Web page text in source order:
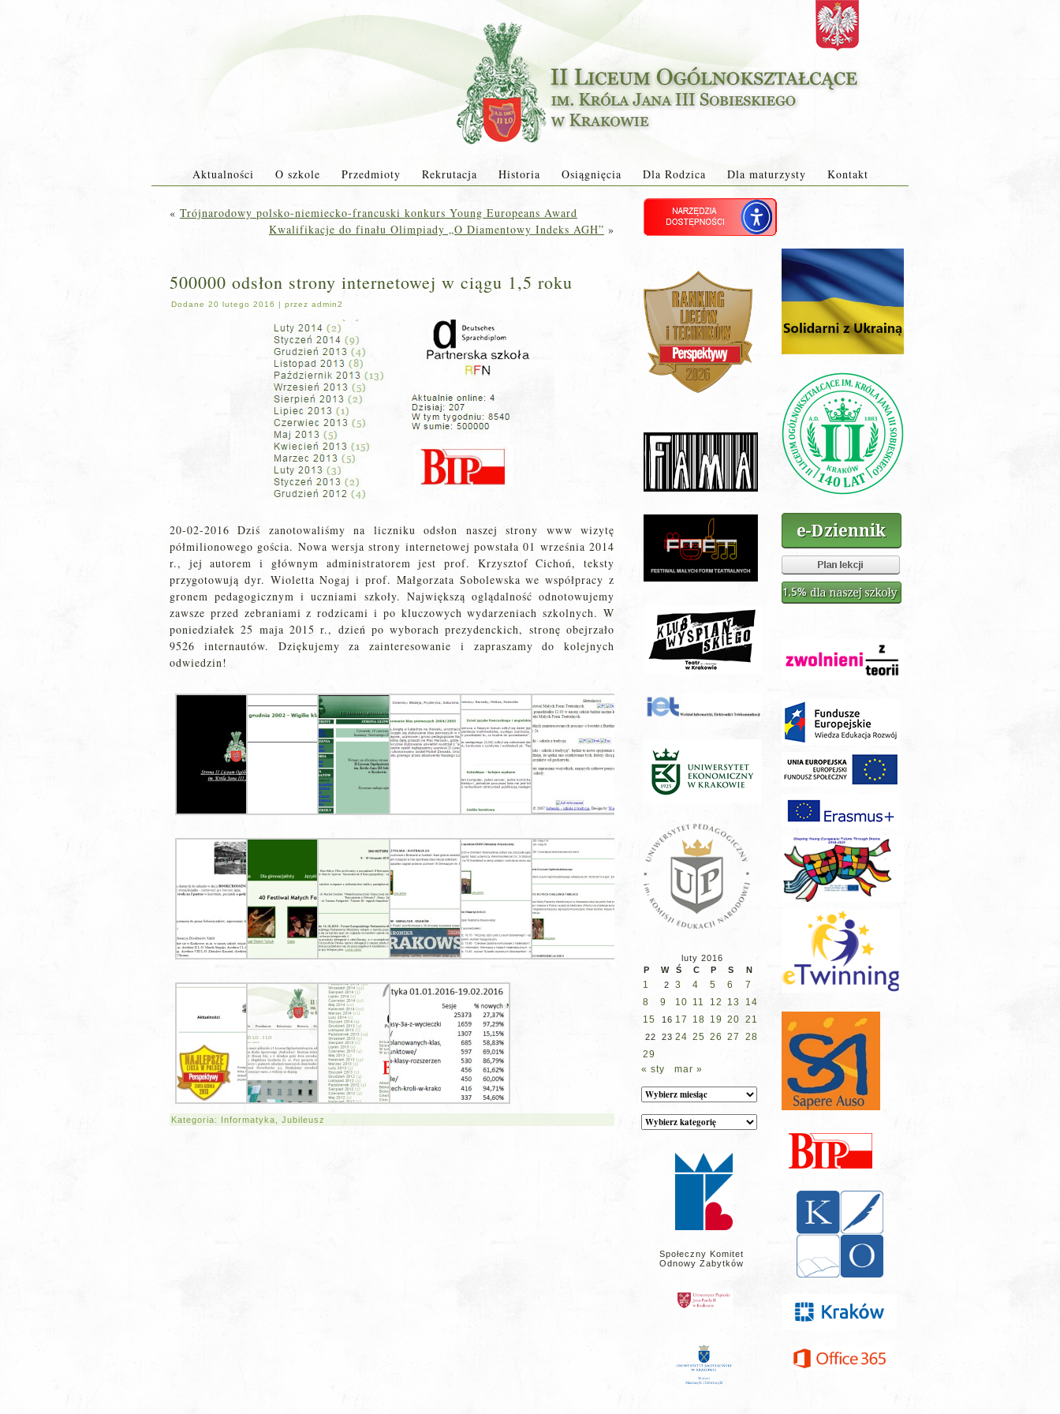
Aktualności O szkole Przedmioty Rekrutacja Historia Osiągnięcia Dla Rodzica Dla maturzysty Kontakt
« Trójnarodowy polsko-niemiecko-francuski konkurs Young Europeans Award
Kwalifikacje do finału Olimpiady „O Diamentowy Indeks AGH” »
500000 odsłon strony internetowej w ciągu 1,5 roku
Dodane 20 lutego 2016 | przez admin2
20-02-2016 Dziś zanotowaliśmy na liczniku odsłon naszej strony www wizytę
półmilionowego gościa. Nowa wersja strony internetowej powstała 01 września 2014
r., jej autorem i głównym administratorem jest prof. Krzysztof Cichoń, teksty
przygotowują dyr. Wioletta Nogaj i prof. Małgorzata Sobolewska we współpracy z
gronem pedagogicznym i uczniami szkoły. Największą oglądalność odnotowujemy
zawsze przed zebraniami z rodzicami i po kluczowych wydarzeniach szkolnych. W
poniedziałek 25 maja 2015 r., dzień po wyborach prezydenckich, stronę obejrzało
9526 internautów. Dziękujemy za zainteresowanie i zapraszamy do kolejnych
odwiedzin!
Kategoria: Informatyka Jubileusz
luty 2016
P
W Ś C P S N
1 2 3 4 5 6
7
8
9 10 11 12 13
14
15
16 17 18 19 20 21
22 23 24 25 26 27
28
29
« sty
mar »
Archiwum
Kategorie
wpisów
Społeczny Komitet
Odnowy Zabytków